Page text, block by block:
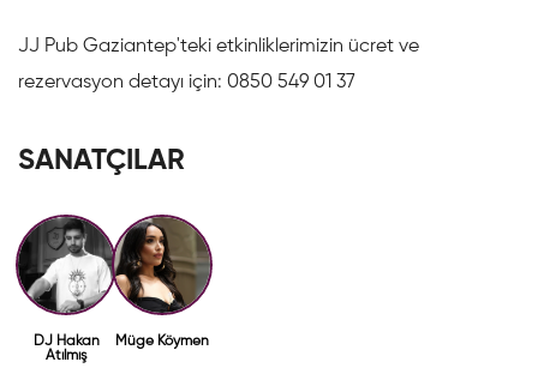
JJ Pub Gaziantep'teki etkinliklerimizin ücret ve
rezervasyon detayı için: 0850 549 01 37
SANATÇILAR
DJ Hakan
Atılmış
Müge Köymen